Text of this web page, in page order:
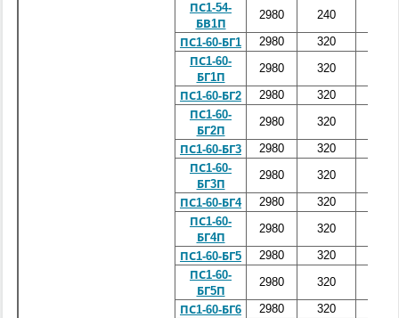
ПС1-54-
БВ1П
2980 240
ПС1-60-БГ1 2980 320
ПС1-60-
БГ1П
2980 320
ПС1-60-БГ2 2980 320
ПС1-60-
БГ2П
2980 320
ПС1-60-БГ3 2980 320
ПС1-60-
БГ3П
2980 320
ПС1-60-БГ4 2980 320
ПС1-60-
БГ4П
2980 320
ПС1-60-БГ5 2980 320
ПС1-60-
БГ5П
2980 320
ПС1-60-БГ6 2980 320